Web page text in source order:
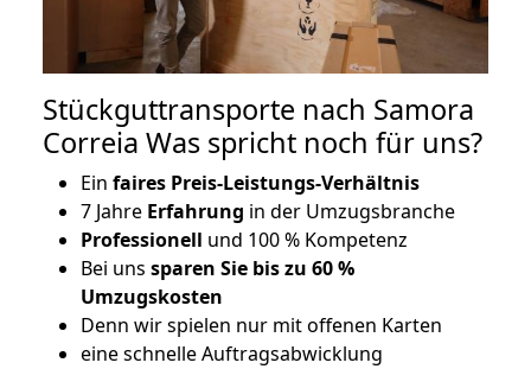
Stückguttransporte nach Samora
Correia Was spricht noch für uns?
Ein faires Preis-Leistungs-Verhältnis
7 Jahre Erfahrung in der Umzugsbranche
Professionell und 100 % Kompetenz
Bei uns sparen Sie bis zu 60 %
Umzugskosten
Denn wir spielen nur mit offenen Karten
eine schnelle Auftragsabwicklung